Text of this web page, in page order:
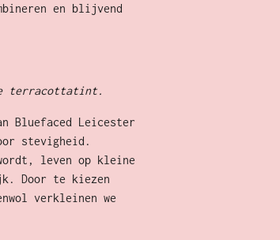
en blijvend
terracottatint.
Bluefaced Leicester
stevigheid.
wordt, leven op kleine
Door te kiezen
verkleinen we